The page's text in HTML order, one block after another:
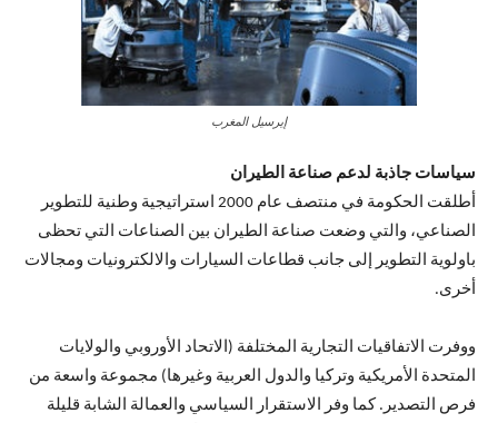
إيرسيل المغرب
سياسات جاذبة لدعم صناعة الطيران
أطلقت الحكومة في منتصف عام 2000 استراتيجية وطنية للتطوير
الصناعي، والتي وضعت صناعة الطيران بين الصناعات التي تحظى
باولوية التطوير إلى جانب قطاعات السيارات والالكترونيات ومجالات
أخرى.
ووفرت الاتفاقيات التجارية المختلفة (الاتحاد الأوروبي والولايات
المتحدة الأمريكية وتركيا والدول العربية وغيرها) مجموعة واسعة من
فرص التصدير. كما وفر الاستقرار السياسي والعمالة الشابة قليلة